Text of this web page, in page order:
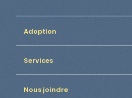
Adoption
Services
Nous joindre